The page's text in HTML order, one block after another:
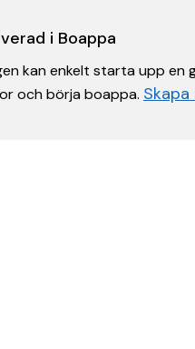
i Boappa
kan enkelt starta upp
och börja boappa.